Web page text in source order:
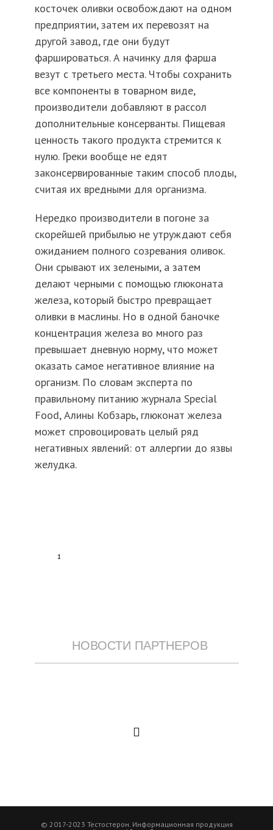
косточек оливки освобождают на одном
предприятии, затем их перевозят на
другой завод, где они будут
фаршироваться. А начинку для фарша
везут с третьего места. Чтобы сохранить
все компоненты в товарном виде,
производители добавляют в рассол
дополнительные консерванты. Пищевая
ценность такого продукта стремится к
нулю. Греки вообще не едят
законсервированные таким способ плоды,
считая их вредными для организма.
Нередко производители в погоне за
скорейшей прибылью не утруждают себя
ожиданием полного созревания оливок.
Они срывают их зелеными, а затем
делают черными с помощью глюконата
железа, который быстро превращает
оливки в маслины. Но в одной баночке
концентрация железа во много раз
превышает дневную норму, что может
оказать самое негативное влияние на
организм. По словам эксперта по
правильному питанию журнала Special
Food, Алины Кобзарь, глюконат железа
может спровоцировать целый ряд
негативных явлений: от аллергии до язвы
желудка.
1
НОВОСТИ ПАРТНЕРОВ
© 2017-2023 Тестостерон. Информационная продукция